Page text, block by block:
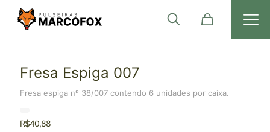
Fresa Espiga 007
Fresa espiga nº 38/007 contendo 6 unidades por caixa.
R$40,88